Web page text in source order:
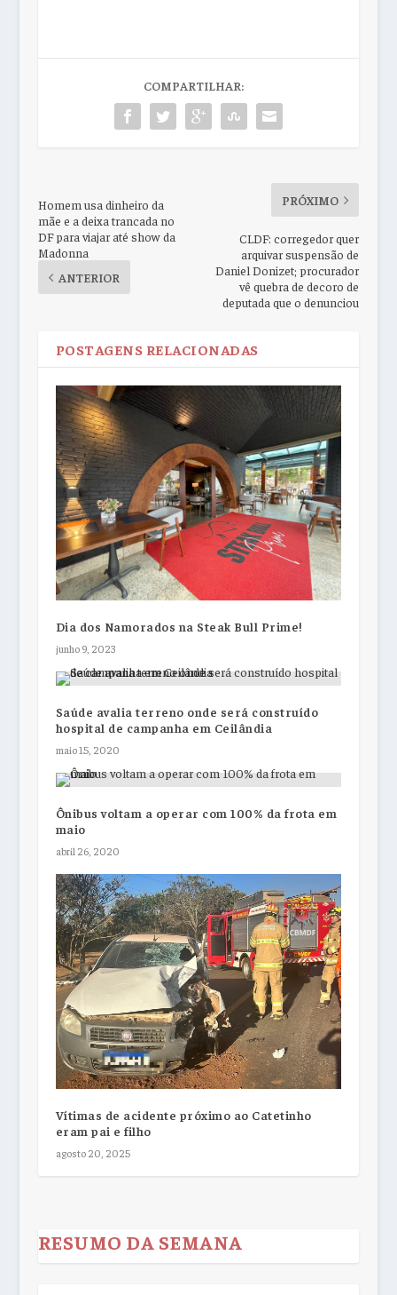
COMPARTILHAR:
Homem usa dinheiro da
mãe e a deixa trancada no
DF para viajar até show da
Madonna
ANTERIOR
PRÓXIMO
CLDF: corregedor quer
arquivar suspensão de
Daniel Donizet; procurador
vê quebra de decoro de
deputada que o denunciou
POSTAGENS RELACIONADAS
Dia dos Namorados na Steak Bull Prime!
junho 9, 2023
Saúde avalia terreno onde será construído
hospital de campanha em Ceilândia
maio 15, 2020
Ônibus voltam a operar com 100% da frota em
maio
abril 26, 2020
Vítimas de acidente próximo ao Catetinho
eram pai e filho
agosto 20, 2025
RESUMO DA SEMANA